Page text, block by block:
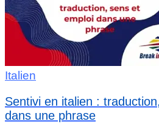
Italien
Sentivi en italien :
dans une phrase